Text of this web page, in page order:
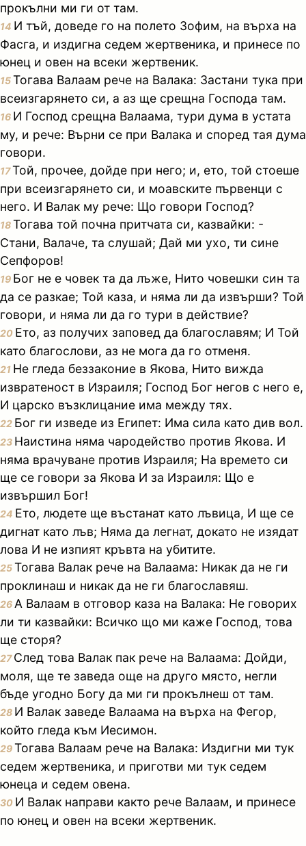
прокълни ми ги от там.
14 И тъй, доведе го на полето Зофим, на върха на
Фасга, и издигна седем жертвеника, и принесе по
юнец и овен на всеки жертвеник.
15Тогава Валаам рече на Валака: Застани тука при
всеизгарянето си, а аз ще срещна Господа там.
16 И Господ срещна Валаама, тури дума в устата
му, и рече: Върни се при Валака и според тая дума
говори.
17Той, прочее, дойде при него; и, ето, той стоеше
при всеизгарянето си, и моавските първенци с
него. И Валак му рече: Що говори Господ?
18Тогава той почна притчата си, казвайки: -
Стани, Валаче, та слушай; Дай ми ухо, ти сине
Сепфоров!
19 Бог не е човек та да лъже, Нито човешки син та
да се разкае; Той каза, и няма ли да извърши? Той
говори, и няма ли да го тури в действие?
20 Ето, аз получих заповед да благославям; И Той
като благослови, аз не мога да го отменя.
21 Не гледа беззаконие в Якова, Нито вижда
извратеност в Израиля; Господ Бог негов с него е,
И царско възклицание има между тях.
22 Бог ги изведе из Египет: Има сила като див вол.
23 Наистина няма чародейство против Якова. И
няма врачуване против Израиля; На времето си
ще се говори за Якова И за Израиля: Що е
извършил Бог!
24 Ето, людете ще въстанат като лъвица, И ще се
дигнат като лъв; Няма да легнат, докато не изядат
лова И не изпият кръвта на убитите.
25Тогава Валак рече на Валаама: Никак да не ги
проклинаш и никак да не ги благославяш.
26 А Валаам в отговор каза на Валака: Не говорих
ли ти казвайки: Всичко що ми каже Господ, това
ще сторя?
27След това Валак пак рече на Валаама: Дойди,
моля, ще те заведа още на друго място, негли
бъде угодно Богу да ми ги прокълнеш от там.
28 И Валак заведе Валаама на върха на Фегор,
който гледа към Иесимон.
29Тогава Валаам рече на Валака: Издигни ми тук
седем жертвеника, и приготви ми тук седем
юнеца и седем овена.
30 И Валак направи както рече Валаам, и принесе
по юнец и овен на всеки жертвеник.